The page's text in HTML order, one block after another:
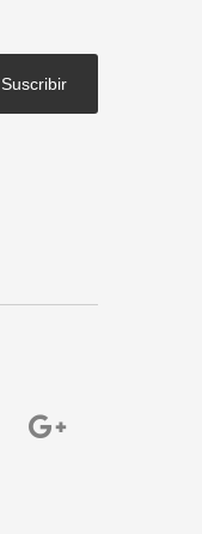
Suscribir